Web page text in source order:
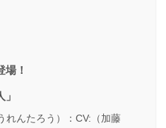
！
れんたろう）：CV:（加藤